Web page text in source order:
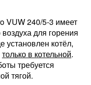
VUW 240/5-3 имеет
для горения
установлен котёл,
только в котельной.
требуется
тягой.